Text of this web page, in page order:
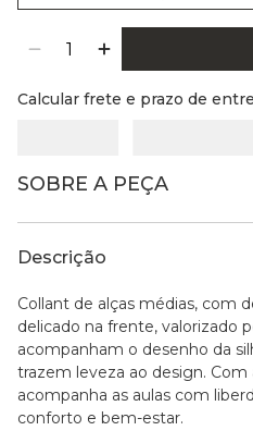
Calcular frete e prazo de
SOBRE A PEÇA
Descrição
Collant de alças médias, com
delicado na frente, valorizado
acompanham o desenho da
trazem leveza ao design.
acompanha as aulas com
conforto e bem-estar.